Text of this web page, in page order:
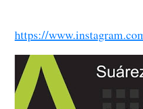
https://